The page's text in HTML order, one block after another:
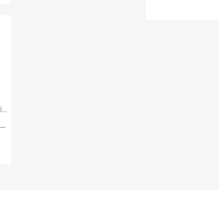
Willberg Pepe : Sinulle - Käytetty Kasetti
Musiikkikasetti 750335